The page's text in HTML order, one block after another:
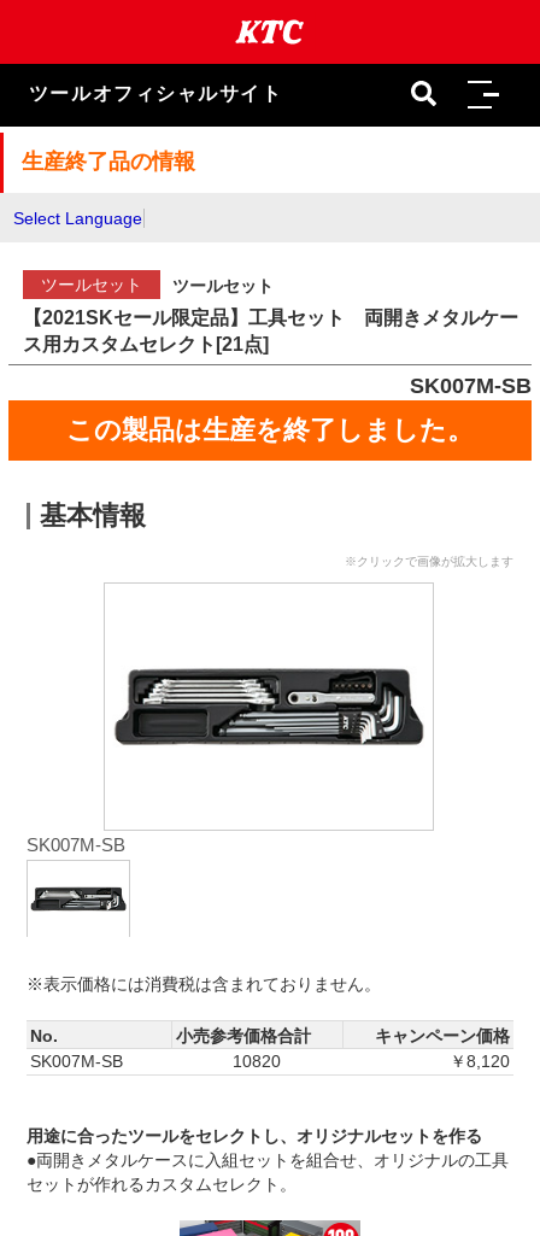
ま
キ
ツールオフィシャルサイト
生産終了品の情報
Select Language
ツールセット ツールセット
【2021SKセール限定品】工具セット 両開きメタルケー
ス用カスタムセレクト[21点]
SK007M-SB
この製品は生産を終了しました。
基本情報
※クリックで画像が拡大します
SK007M-SB
※表示価格には消費税は含まれておりません。
No. 小売参考価格合計
キャンペーン価格
SK007M-SB
10820 ￥8,120
用途に合ったツールをセレクトし、オリジナルセットを作る
●両開きメタルケースに入組セットを組合せ、オリジナルの工具
セットが作れるカスタムセレクト。